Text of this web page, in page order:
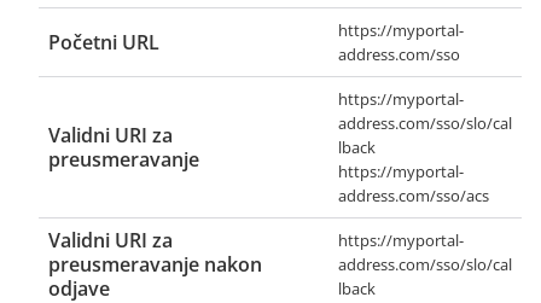
Početni URL
https://myportal-
address.com/sso
Validni URI za
preusmeravanje
https://myportal-
address.com/sso/slo/cal
lback
https://myportal-
address.com/sso/acs
Validni URI za
preusmeravanje nakon
odjave
https://myportal-
address.com/sso/slo/cal
lback